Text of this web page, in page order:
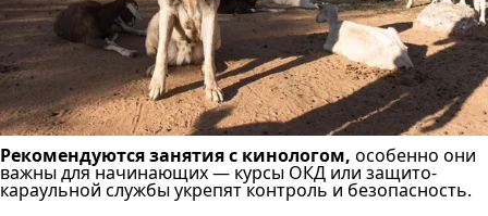
Рекомендуются занятия с кинологом, особенно они
важны для начинающих — курсы ОКД или защито-
караульной службы укрепят контроль и безопасность.